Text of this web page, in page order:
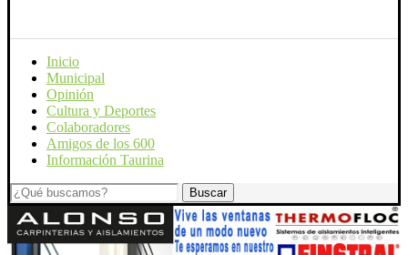
Inicio
Municipal
Opinión
Cultura y Deportes
Colaboradores
Amigos de los 600
Información Taurina